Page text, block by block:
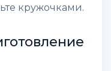
кружочками.